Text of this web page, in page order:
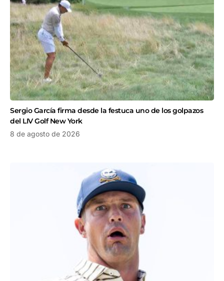
Sergio García firma desde la festuca uno de los golpazos
del LIV Golf New York
8 de agosto de 2026